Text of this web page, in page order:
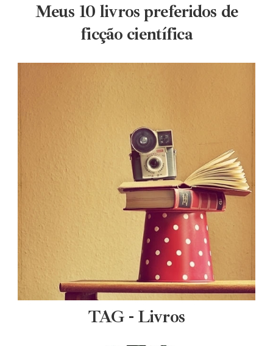
Meus 10 livros preferidos de
ficção científica
TAG - Livros